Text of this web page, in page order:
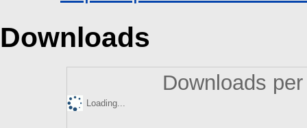
Downloads
Downloads
Loading...